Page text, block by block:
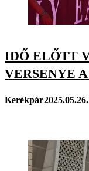
IDŐ ELŐTT
VERSENYE
Kerékpár